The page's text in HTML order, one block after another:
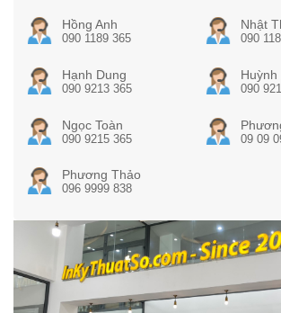
Hồng Anh
090 1189 365
Nhật
090
Hạnh Dung
090 9213 365
Huỳnh
090
Ngọc Toàn
090 9215 365 09 09
Phương Thảo
096 9999 838